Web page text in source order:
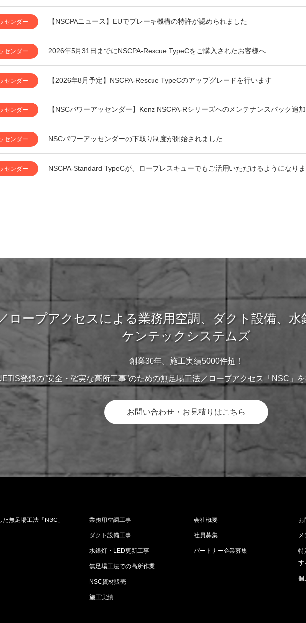
センダー 【NSCPAニュース】EUでブレーキ機構の特許が認められました
センダー 2026年5月31日までにNSCPA-Rescue TypeCをご購入されたお客様へ
センダー 【2026年8月予定】NSCPA-Rescue TypeCのアップグレードを行います
センダー 【NSCパワーアッセンダー】Kenz NSCPA-Rシリーズへのメンテナンスパック追
センダー NSCパワーアッセンダーの下取り制度が開始されました
センダー NSCPA-Standard TypeCが、ロープレスキューでもご活用いただけるようになり
ロープアクセスによる業務用空調、ダクト設備、水
ケンテックシステムズ
創業30年。施工実績5000件超！
登録の”安全・確実な高所工事”のための無足場工法／ロープアクセス「NSC」
お問い合わせ・お見積りはこちら
た無足場工法「NSC」 業務用空調工事
ダクト設備工事
水銀灯・LED更新工事
無足場工法での高所作業
NSC資材販売
施工実績
会社概要
社員募集
パートナー企業募集
お
メ
特
す
個